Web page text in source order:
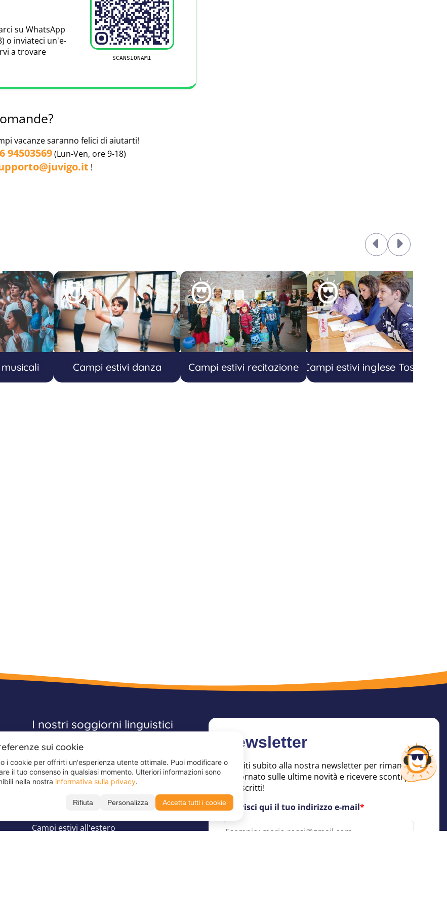
Map data ©OpenStreetMapcontributors
HanseMerkur Reiseversicherung è una
su misura per i viaggiatori. Con un eccellente
ultimi anni siamo riusciti a garantire a molti
su WhatsApp
o inviateci un'e-
a trovare
SCANSIONAMI
vacanze saranno felici di aiutarti!
94503569(Lun-Ven, ore 9-18)
!
Campi estivi danza Campi estivi recitazione Campi estivi inglese Toscana
I nostri soggiorni linguistici
Soggiorni linguistici Juvigo
Soggiorni linguistici inglese
Soggiorni linguistici spagnolo
Campi estivi all'estero
Newsletter
Iscriviti subito alla nostra newsletter per rimanere
aggiornato sulle ultime novità e ricevere sconti per
soli iscritti!
Inserisci qui il tuo indirizzo e-mail*
sui cookie
i cookie per offrirti un'esperienza utente ottimale. Puoi modificare o
il tuo consenso in qualsiasi momento. Ulteriori informazioni sono
nella nostra informativa sulla privacy.
Rifiuta Personalizza Accetta tutti i cookie